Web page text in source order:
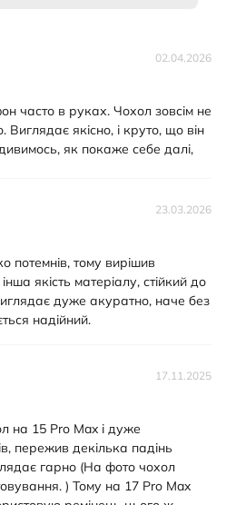
02.04.2026
часто в руках. Чохол зовсім не
Виглядає якісно, і круто, що він
як покаже себе далі,
23.03.2026
потемнів, тому вирішив
якість матеріалу, стійкий до
дуже акуратно, наче без
надійний.
17.11.2025
на 15 Pro Max і дуже
пережив декілька падінь
гарно (На фото чохол
) Тому на 17 Pro Max